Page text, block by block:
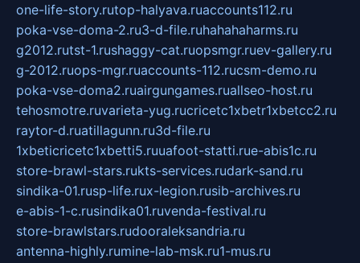
one-life-story.rutop-halyava.ruaccounts112.ru
poka-vse-doma-2.ru3-d-file.ruhahahaharms.ru
g2012.rutst-1.rushaggy-cat.ruopsmgr.ruev-gallery.ru
g-2012.ruops-mgr.ruaccounts-112.rucsm-demo.ru
poka-vse-doma2.ruairgungames.ruallseo-host.ru
tehosmotre.ruvarieta-yug.rucricetc1xbetr1xbetcc2.ru
raytor-d.ruatillagunn.ru3d-file.ru
1xbeticricetc1xbetti5.ruuafoot-statti.rue-abis1c.ru
store-brawl-stars.rukts-services.rudark-sand.ru
sindika-01.rusp-life.rux-legion.rusib-archives.ru
e-abis-1-c.rusindika01.ruvenda-festival.ru
store-brawlstars.rudooraleksandria.ru
antenna-highly.rumine-lab-msk.ru1-mus.ru